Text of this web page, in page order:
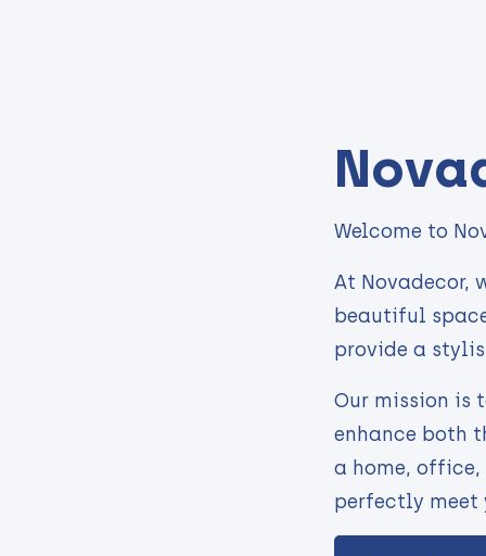
Welcome to
At Novadecor,
beautiful
provide a
Our mission is
enhance both
a home,
perfectly meet